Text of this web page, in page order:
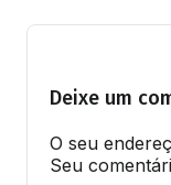
Deixe um
O seu
Seu